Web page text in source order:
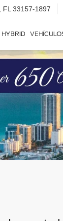
FL 33157-1897
HYBRID